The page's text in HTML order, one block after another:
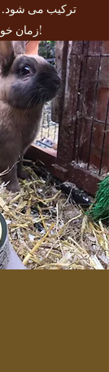
ترکیب می شود.
زمان خواب روی پاهای شما لذت می برد!